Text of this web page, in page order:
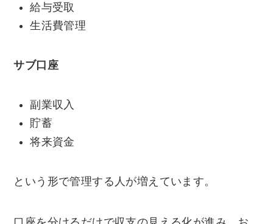
給与受取
生活費管理
サブ口座
副業収入
貯蓄
将来資金
という形で管理する人が増えています。